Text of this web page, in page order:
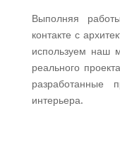
Выполняя
контакте с
используем наш
реального
разработанные
интерьера.